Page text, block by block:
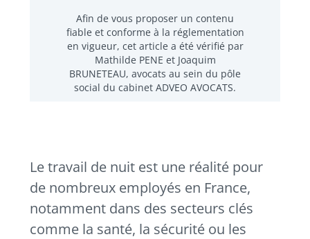
Afin de vous proposer un contenu
fiable et conforme à la réglementation
en vigueur, cet article a été vérifié par
Mathilde PENE et Joaquim
BRUNETEAU, avocats au sein du pôle
social du cabinet ADVEO AVOCATS.
Le travail de nuit est une réalité pour
de nombreux employés en France,
notamment dans des secteurs clés
comme la santé, la sécurité ou les